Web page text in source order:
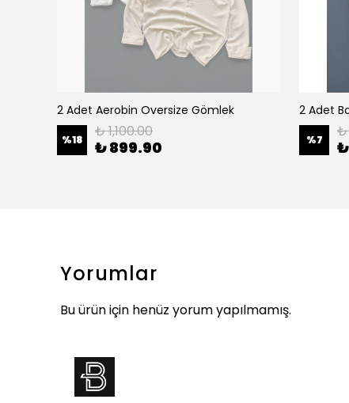
2 Adet Aerobin Oversize Gömlek
%18 ₺ 1,100.00
₺ 899.90
2 Adet
%7 ₺
Yorumlar
Bu ürün için henüz yorum yapılmamış.